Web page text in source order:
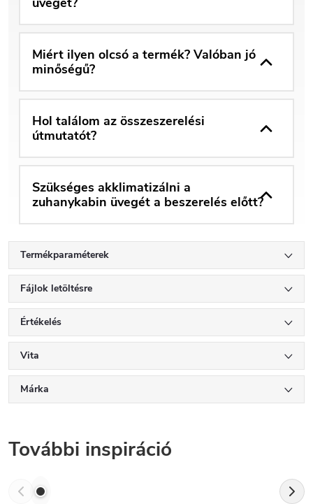
Miért ilyen olcsó a termék? Valóban jó
minőségű?
Hol találom az összeszerelési
útmutatót?
Szükséges akklimatizálni a
zuhanykabin üvegét a beszerelés előtt?
Termékparaméterek
Fájlok letöltésre
Értékelés
Vita
Márka
További inspiráció